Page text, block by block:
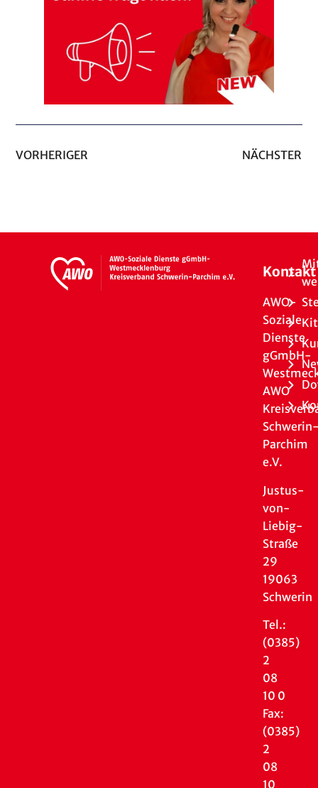
VORHERIGER NÄCHSTER
Kontakt
AWO-
Soziale
Dienste
gGmbH-
AWO
Parchim
e.V.
Justus-
von-
Liebig-
Straße
29
19063
Schwerin
Tel.:
(0385)
2
08
10 0
Fax:
(0385)
2
08
10